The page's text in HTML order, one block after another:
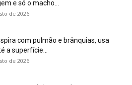
de 2026